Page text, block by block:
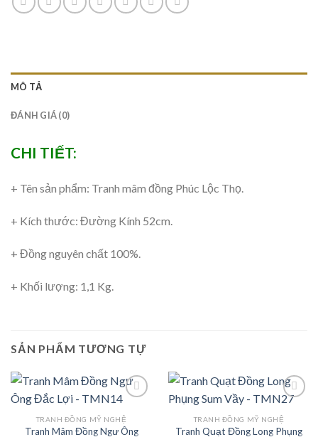
MÔ TẢ
ĐÁNH GIÁ (0)
CHI TIẾT:
+ Tên sản phẩm: Tranh mâm đồng Phúc Lộc Thọ.
+ Kích thước: Đường Kính 52cm.
+ Đồng nguyên chất 100%.
+ Khối lượng: 1,1 Kg.
SẢN PHẨM TƯƠNG TỰ
Add to
TRANH ĐỒNG MỸ NGHỆ
Tranh Mâm Đồng Ngư Ông
Add to
TRANH ĐỒNG MỸ NGHỆ
Tranh Quạt Đồng Long Phụng